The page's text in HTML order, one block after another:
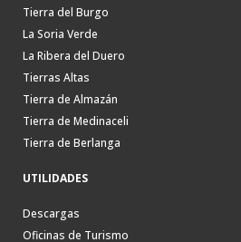
Tierra del Burgo
La Soria Verde
La Ribera del Duero
Tierras Altas
Tierra de Almazán
Tierra de Medinaceli
Tierra de Berlanga
UTILIDADES
Descargas
Oficinas de Turismo